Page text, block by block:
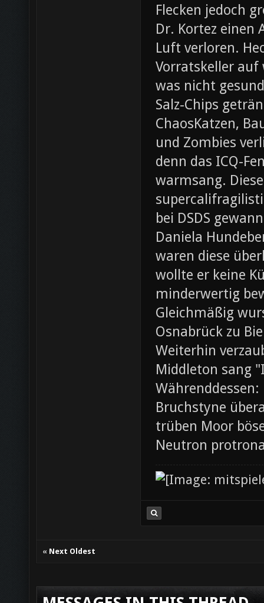
Flecken jedoch
Dr. Kortez einen
Luft verloren.
Vorratskeller
was nicht
Salz-Chips
ChaosKatzen,
und Zombies
denn das ICQ-
warmsang.
bei DSDS
Daniela
waren diese
wollte er keine
minderwertig
Gleichmäßig
Osnabrück zu
Weiterhin
Middleton sang
Bruchstyne
trüben Moor
Neutron
« Next Oldest